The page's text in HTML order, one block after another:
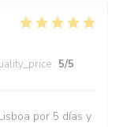
: 5/5
por 5 días y